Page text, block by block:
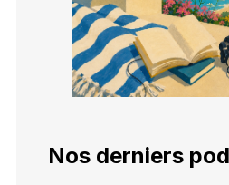
Nos derniers